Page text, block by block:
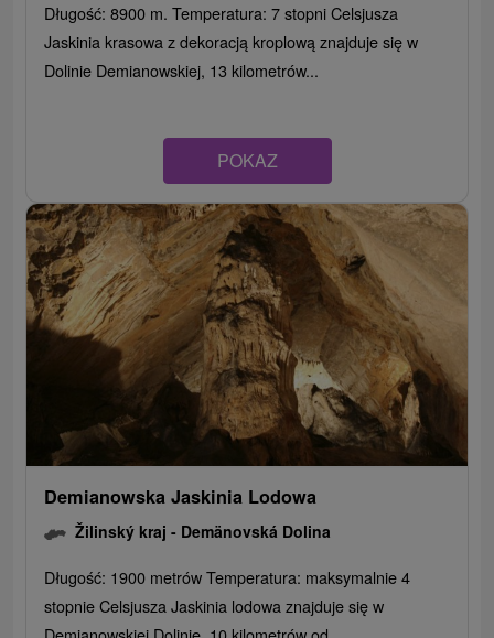
Długość: 8900 m. Temperatura: 7 stopni Celsjusza
Jaskinia krasowa z dekoracją kroplową znajduje się w
Dolinie Demianowskiej, 13 kilometrów...
POKAZ
Demianowska Jaskinia Lodowa
Žilinský kraj - Demänovská Dolina
Długość: 1900 metrów Temperatura: maksymalnie 4
stopnie Celsjusza Jaskinia lodowa znajduje się w